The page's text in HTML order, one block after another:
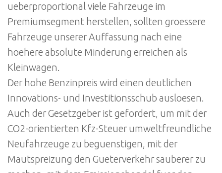
ueberproportional viele Fahrzeuge im
Premiumsegment herstellen, sollten groessere
Fahrzeuge unserer Auffassung nach eine
hoehere absolute Minderung erreichen als
Kleinwagen.
Der hohe Benzinpreis wird einen deutlichen
Innovations- und Investitionsschub ausloesen.
Auch der Gesetzgeber ist gefordert, um mit der
CO2-orientierten Kfz-Steuer umweltfreundliche
Neufahrzeuge zu beguenstigen, mit der
Mautspreizung den Gueterverkehr sauberer zu